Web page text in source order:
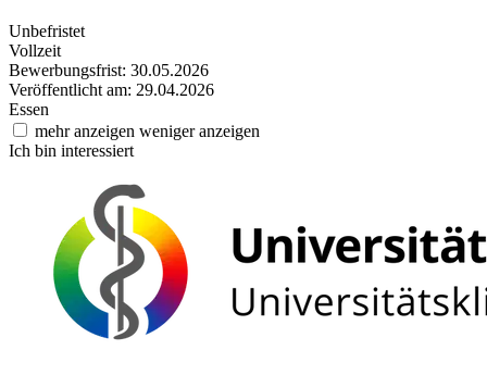
Unbefristet
Vollzeit
Bewerbungsfrist: 30.05.2026
Veröffentlicht am: 29.04.2026
Essen
mehr anzeigen weniger anzeigen
Ich bin interessiert